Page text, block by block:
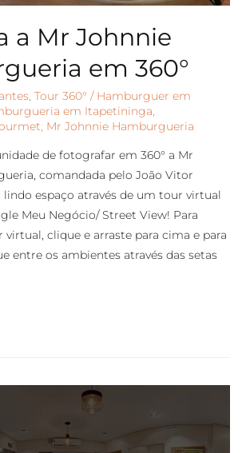
a Mr Johnnie
em 360°
, Tour 360° / Hamburguer em
em Itapetininga,
, Mr Johnnie Hamburgueria
de fotografar em 360° a Mr
comandada pelo João Vitor
lindo espaço através de um tour virtual
Meu Negócio/ Street View! Para
virtual, clique e arraste para cima e para
entre os ambientes através das setas